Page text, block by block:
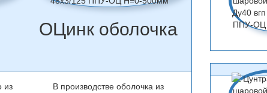
ОЦинк оболочка
из
В производстве оболочка из